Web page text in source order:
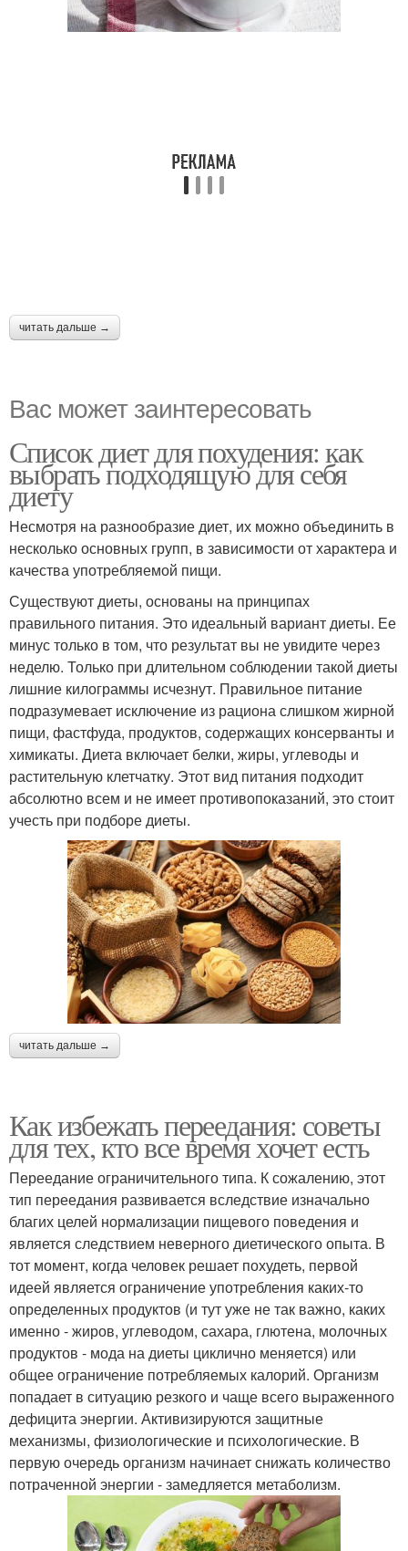
читать дальше →
Вас может заинтересовать
Список диет для похудения: как
выбрать подходящую для себя
диету
Несмотря на разнообразие диет, их можно объединить в
несколько основных групп, в зависимости от характера и
качества употребляемой пищи.
Существуют диеты, основаны на принципах
правильного питания. Это идеальный вариант диеты. Ее
минус только в том, что результат вы не увидите через
неделю. Только при длительном соблюдении такой диеты
лишние килограммы исчезнут. Правильное питание
подразумевает исключение из рациона слишком жирной
пищи, фастфуда, продуктов, содержащих консерванты и
химикаты. Диета включает белки, жиры, углеводы и
растительную клетчатку. Этот вид питания подходит
абсолютно всем и не имеет противопоказаний, это стоит
учесть при подборе диеты.
читать дальше →
Как избежать переедания: советы
для тех, кто все время хочет есть
Переедание ограничительного типа. К сожалению, этот
тип переедания развивается вследствие изначально
благих целей нормализации пищевого поведения и
является следствием неверного диетического опыта. В
тот момент, когда человек решает похудеть, первой
идеей является ограничение употребления каких-то
определенных продуктов (и тут уже не так важно, каких
именно - жиров, углеводом, сахара, глютена, молочных
продуктов - мода на диеты циклично меняется) или
общее ограничение потребляемых калорий. Организм
попадает в ситуацию резкого и чаще всего выраженного
дефицита энергии. Активизируются защитные
механизмы, физиологические и психологические. В
первую очередь организм начинает снижать количество
потраченной энергии - замедляется метаболизм.